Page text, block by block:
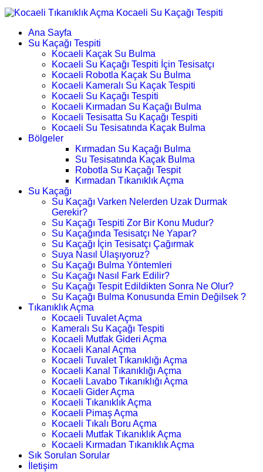
Ana Sayfa
Su Kaçağı Tespiti
Kocaeli Kaçak Su Bulma
Kocaeli Su Kaçağı Tespiti İçin Tesisatçı
Kocaeli Robotla Kaçak Su Bulma
Kocaeli Kameralı Su Kaçak Tespiti
Kocaeli Su Kaçağı Tespiti
Kocaeli Kırmadan Su Kaçağı Bulma
Kocaeli Tesisatta Su Kaçağı Tespiti
Kocaeli Su Tesisatında Kaçak Bulma
Bölgeler
Kırmadan Su Kaçağı Bulma
Su Tesisatında Kaçak Bulma
Robotla Su Kaçağı Tespit
Kırmadan Tıkanıklık Açma
Su Kaçağı
Su Kaçağı Varken Nelerden Uzak Durmak
Gerekir?
Su Kaçağı Tespiti Zor Bir Konu Mudur?
Su Kaçağında Tesisatçı Ne Yapar?
Su Kaçağı İçin Tesisatçı Çağırmak
Suya Nasıl Ulaşıyoruz?
Su Kaçağı Bulma Yöntemleri
Su Kaçağı Nasıl Fark Edilir?
Su Kaçağı Tespit Edildikten Sonra Ne Olur?
Su Kaçağı Bulma Konusunda Emin Değilsek ?
Tıkanıklık Açma
Kocaeli Tuvalet Açma
Kameralı Su Kaçağı Tespiti
Kocaeli Mutfak Gideri Açma
Kocaeli Kanal Açma
Kocaeli Tuvalet Tıkanıklığı Açma
Kocaeli Kanal Tıkanıklığı Açma
Kocaeli Lavabo Tıkanıklığı Açma
Kocaeli Gider Açma
Kocaeli Tıkanıklık Açma
Kocaeli Pimaş Açma
Kocaeli Tıkalı Boru Açma
Kocaeli Mutfak Tıkanıklık Açma
Kocaeli Kırmadan Tıkanıklık Açma
Sık Sorulan Sorular
İletişim